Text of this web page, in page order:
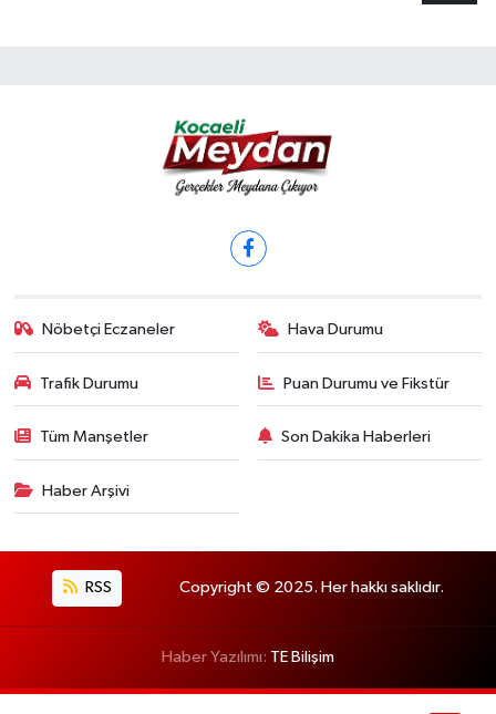
Nöbetçi Eczaneler Hava Durumu
Trafik Durumu Puan Durumu ve Fikstür
Tüm Manşetler Son Dakika Haberleri
Haber Arşivi
RSS Copyright © 2025. Her hakkı saklıdır.
Haber Yazılımı: TE Bilişim